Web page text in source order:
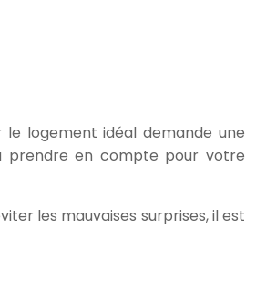
logement idéal demande une
prendre en compte pour votre
les mauvaises surprises, il est